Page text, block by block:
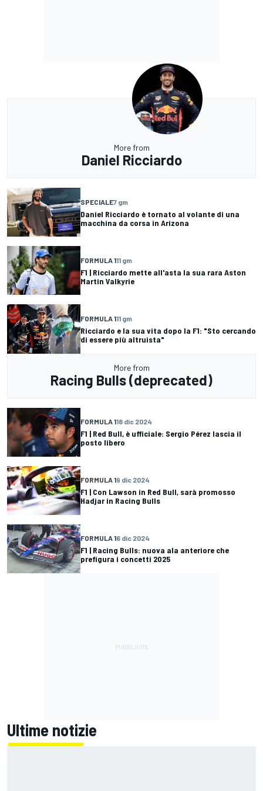
More from
Daniel Ricciardo
SPECIALE7 gm
Daniel Ricciardo è tornato al volante di una
macchina da corsa in Arizona
FORMULA 111 gm
F1 | Ricciardo mette all'asta la sua rara Aston
Martin Valkyrie
FORMULA 111 gm
Ricciardo e la sua vita dopo la F1: "Sto cercando
di essere più altruista"
More from
Racing Bulls (deprecated)
FORMULA 118 dic 2024
F1 | Red Bull, è ufficiale: Sergio Pérez lascia il
posto libero
FORMULA 19 dic 2024
F1 | Con Lawson in Red Bull, sarà promosso
Hadjar in Racing Bulls
FORMULA 16 dic 2024
F1 | Racing Bulls: nuova ala anteriore che
prefigura i concetti 2025
Ultime notizie